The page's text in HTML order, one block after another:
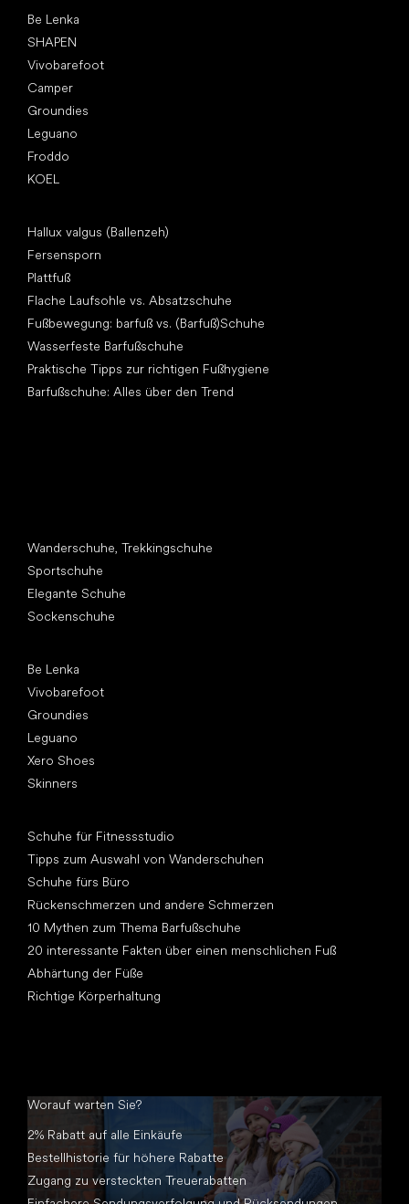
Be Lenka
SHAPEN
Vivobarefoot
Camper
Groundies
Leguano
Froddo
KOEL
Hallux valgus (Ballenzeh)
Fersensporn
Plattfuß
Flache Laufsohle vs. Absatzschuhe
Fußbewegung: barfuß vs. (Barfuß)Schuhe
Wasserfeste Barfußschuhe
Praktische Tipps zur richtigen Fußhygiene
Barfußschuhe: Alles über den Trend
Wanderschuhe, Trekkingschuhe
Sportschuhe
Elegante Schuhe
Sockenschuhe
Be Lenka
Vivobarefoot
Groundies
Leguano
Xero Shoes
Skinners
Schuhe für Fitnessstudio
Tipps zum Auswahl von Wanderschuhen
Schuhe fürs Büro
Rückenschmerzen und andere Schmerzen
10 Mythen zum Thema Barfußschuhe
20 interessante Fakten über einen menschlichen Fuß
Abhärtung der Füße
Richtige Körperhaltung
Worauf warten Sie?
2% Rabatt auf alle Einkäufe
Bestellhistorie für höhere Rabatte
Zugang zu versteckten Treuerabatten